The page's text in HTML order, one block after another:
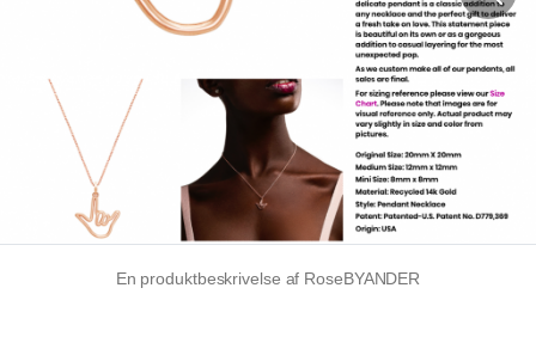
En produktbeskrivelse af RoseBYANDER